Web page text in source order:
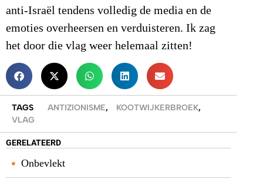
anti-Israël tendens volledig de media en de
emoties overheersen en verduisteren. Ik zag
het door die vlag weer helemaal zitten!
TAGS ANTIZIONISME, KOOTWIJKERBROEK,
VLAG
GERELATEERD
Onbevlekt